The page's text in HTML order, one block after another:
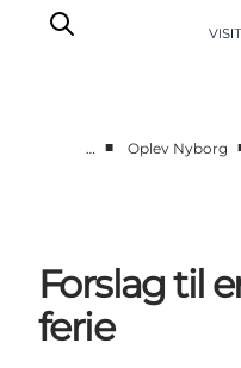
Det sker i
Sprogø
Planlæg din tur
… ■ Oplev Nyborg
Forslag til
ferie